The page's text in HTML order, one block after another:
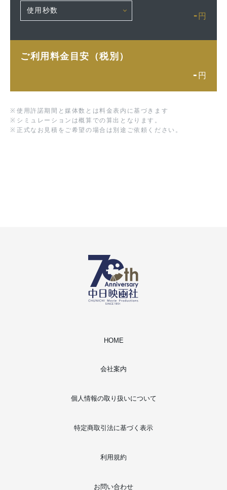
- 円
ご利用料金目安（税別）
- 円
※ 使用許諾期間と媒体数とは料金表内に基づきます
※ シミュレーションは概算での算出となります。
※ 正式なお見積をご希望の場合は別途ご依頼ください。
HOME
会社案内
個人情報の取り扱いについて
特定商取引法に基づく表示
利用規約
お問い合わせ